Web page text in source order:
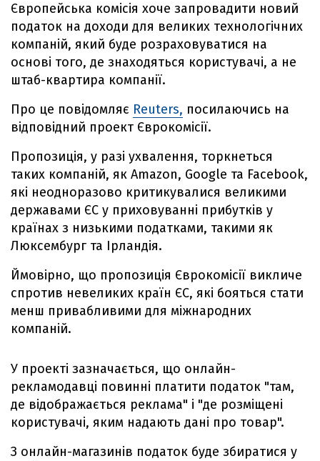
Європейська комісія хоче запровадити новий
податок на доходи для великих технологічних
компаній, який буде розраховуватися на
основі того, де знаходяться користувачі, а не
штаб-квартира компанії.
Про це повідомляє Reuters, посилаючись на
відповідний проект Єврокомісії.
Пропозиція, у разі ухвалення, торкнеться
таких компаній, як Amazon, Google та Facebook,
які неодноразово критикувалися великими
державами ЄС у приховуванні прибутків у
країнах з низькими податками, такими як
Люксембург та Ірландія.
Ймовірно, що пропозиція Єврокомісії викличе
спротив невеликих країн ЄС, які бояться стати
менш привабливими для міжнародних
компаній.
У проекті зазначається, що онлайн-
рекламодавці повинні платити податок "там,
де відображається реклама" і "де розміщені
користувачі, яким надають дані про товар".
З онлайн-магазинів податок буде збиратися у